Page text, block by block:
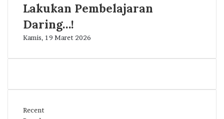
Lakukan Pembelajaran
Daring…!
Kamis, 19 Maret 2026
Recent